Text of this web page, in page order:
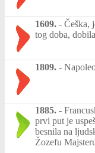
1609. - Češka,
tog doba,
1809. -
1885. -
prvi put je
besnila na
Žozefu